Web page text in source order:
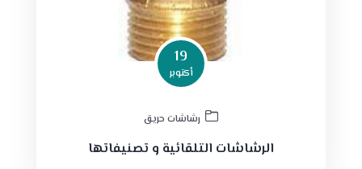
19
أكتوبر
رشاشات حريق
الرشاشات التلقائية و تصنيفاتها